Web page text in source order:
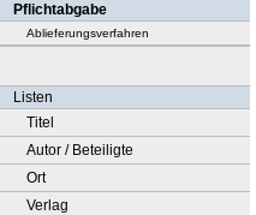
Pflichtabgabe
Ablieferungsverfahren
Listen
Titel
Autor / Beteiligte
Ort
Verlag